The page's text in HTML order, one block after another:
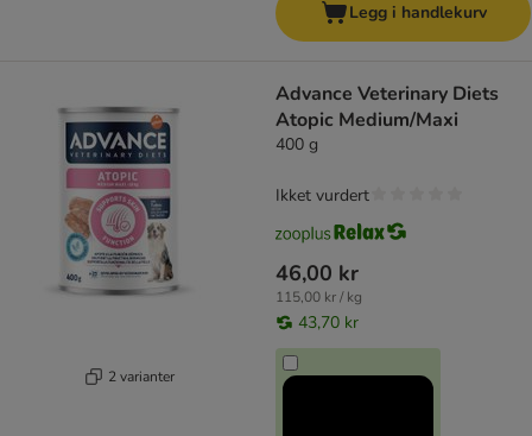
Legg i handlekurv
2 varianter
Advance Veterinary Diets
Atopic Medium/Maxi
400 g
46,00 kr
115,00 kr / kg
43,70 kr
Ikket vurdert